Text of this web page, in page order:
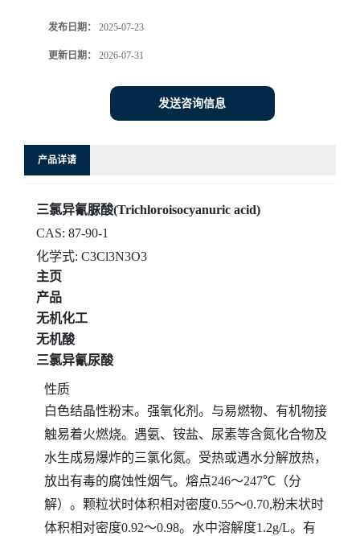
发布日期： 2025-07-23
更新日期： 2026-07-31
发送咨询信息
产品详请
三氯异氰脲酸(Trichloroisocyanuric acid)
CAS: 87-90-1
化学式: C3Cl3N3O3
主页
产品
无机化工
无机酸
三氯异氰尿酸
性质
白色结晶性粉末。强氧化剂。与易燃物、有机物接
触易着火燃烧。遇氨、铵盐、尿素等含氮化合物及
水生成易爆炸的三氯化氮。受热或遇水分解放热，
放出有毒的腐蚀性烟气。熔点246～247℃（分
解）。颗粒状时体积相对密度0.55～0.70,粉末状时
体积相对密度0.92～0.98。水中溶解度1.2g/L。有